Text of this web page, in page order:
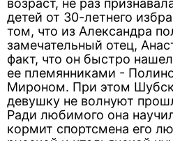
возраст, не раз
детей от 30-летнего
том, что из Александра
замечательный отец,
факт, что он быстро
ее племянниками -
Мироном. При этом
девушку не волнуют
Ради любимого она
кормит спортсмена его